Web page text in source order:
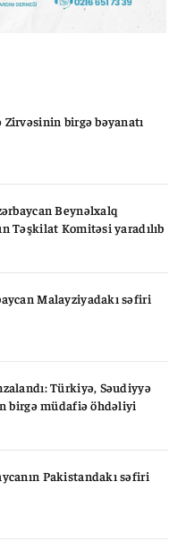
birgə bəyanatı
Beynəlxalq
Təşkilat Komitəsi yaradılıb
Malayziyadakı səfiri
Türkiyə, Səudiyyə
birgə müdafiə öhdəliyi
Pakistandakı səfiri